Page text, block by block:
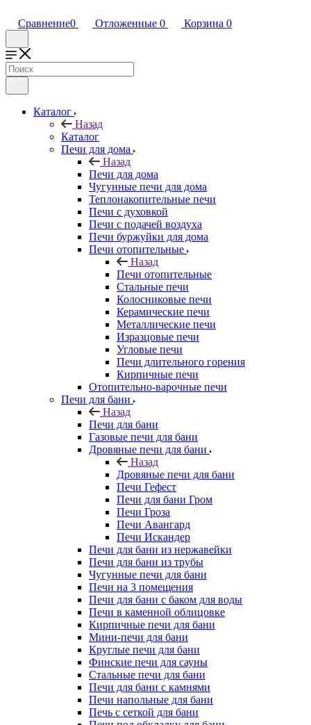
Сравнение0 Отложенные 0 Корзина 0
Каталог
Назад
Каталог
Печи для дома
Назад
Печи для дома
Чугунные печи для дома
Теплонакопительные печи
Печи с духовкой
Печи с подачей воздуха
Печи буржуйки для дома
Печи отопительные
Назад
Печи отопительные
Стальные печи
Колосниковые печи
Керамические печи
Металлические печи
Изразцовые печи
Угловые печи
Печи длительного горения
Кирпичные печи
Отопительно-варочные печи
Печи для бани
Назад
Печи для бани
Газовые печи для бани
Дровяные печи для бани
Назад
Дровяные печи для бани
Печи Гефест
Печи для бани Гром
Печи Гроза
Печи Авангард
Печи Искандер
Печи для бани из нержавейки
Печи для бани из трубы
Чугунные печи для бани
Печи на 3 помещения
Печи для бани с баком для воды
Печи в каменной облицовке
Кирпичные печи для бани
Мини-печи для бани
Круглые печи для бани
Финские печи для сауны
Стальные печи для бани
Печи для бани с камнями
Печи напольные для бани
Печь с сеткой для бани